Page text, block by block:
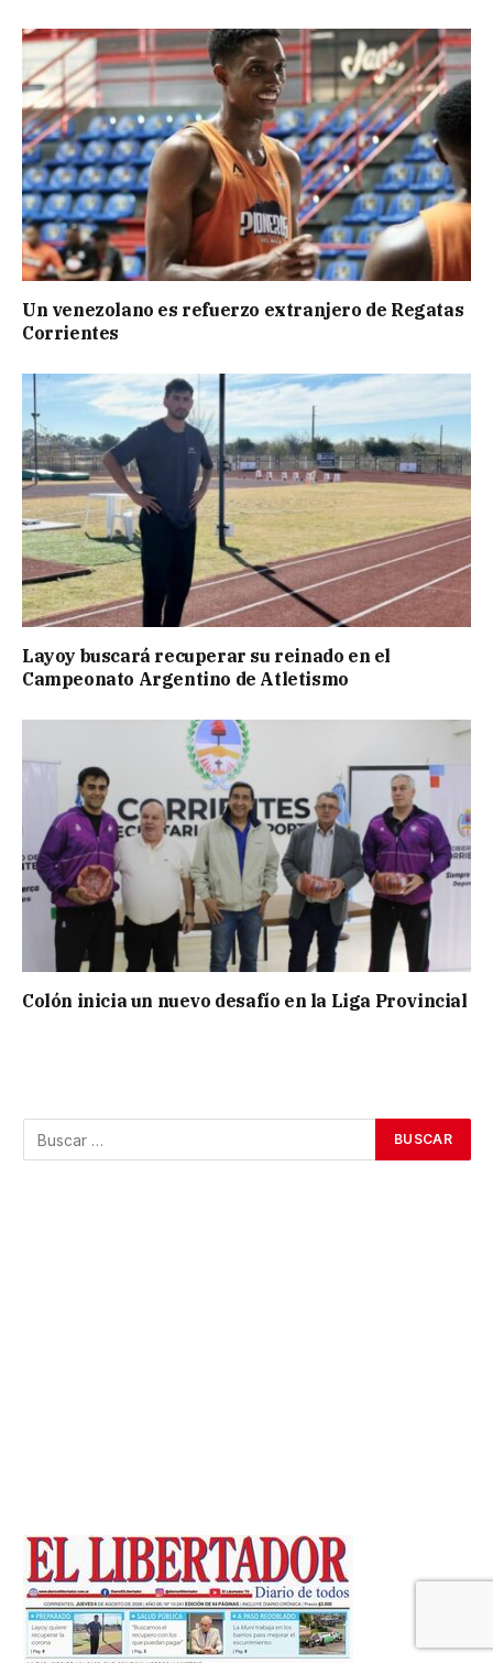
Un venezolano es refuerzo extranjero de Regatas
Corrientes
Layoy buscará recuperar su reinado en el
Campeonato Argentino de Atletismo
Colón inicia un nuevo desafío en la Liga Provincial